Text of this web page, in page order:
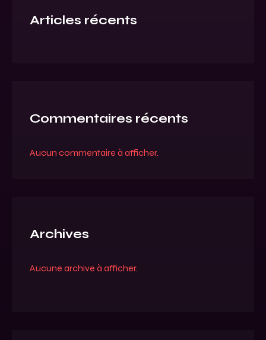
Articles récents
Commentaires récents
Aucun commentaire à afficher.
Archives
Aucune archive à afficher.